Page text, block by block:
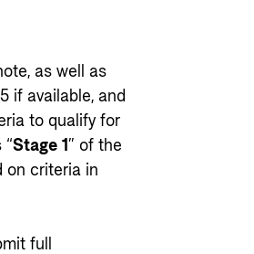
as well as
if available, and
to qualify for
“Stage 1” of the
on criteria in
full